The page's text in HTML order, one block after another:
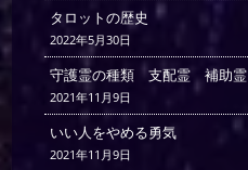
タロットの歴史
2022年5月30日
守護霊の種類 支配霊 補助霊
2021年11月9日
いい人をやめる勇気
2021年11月9日